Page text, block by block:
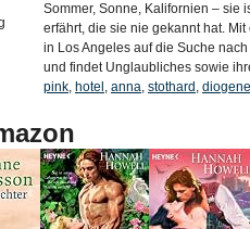
Sommer, Sonne, Kalifornien – sie
erfährt, die sie nie gekannt hat.
in Los Angeles auf die Suche
und findet Unglaubliches sowie
pink, hotel , anna, stothard ,